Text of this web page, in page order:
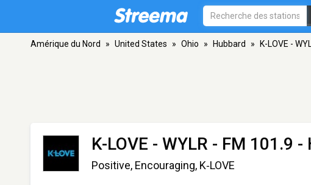
Amérique du Nord » United States » Ohio » Hubbard » K-LOVE -
K-LOVE - WYLR - FM 101.9 -
Positive, Encouraging, K‑LOVE